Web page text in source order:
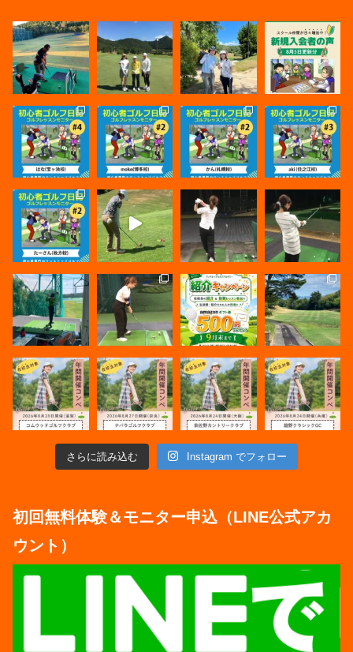
さらに読み込む Instagram でフォロー
初回無料体験＆モニター申込（LINE公式アカ
ウント）